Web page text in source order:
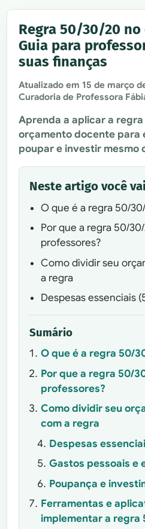
Regra 50/30/20 no
Guia para
suas finanças
Atualizado em15 de março
Curadoria de Professora
Aprenda a aplicar a
orçamento docente para
poupar e investir mesmo
Neste artigo você
O que é a regra 50/
Por que a regra 50/
professores?
Como dividir seu
a regra
Despesas essenciais
Sumário
O que é a regra 50/
Por que a regra 50/
professores?
Como dividir seu
com a regra
Despesas
Gastos pessoais e
Poupança e
Ferramentas e
implementar a regra